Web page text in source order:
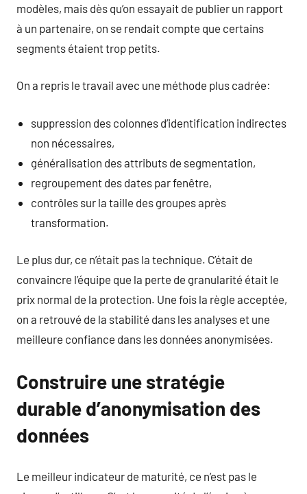
modèles, mais dès qu’on essayait de publier un rapport
à un partenaire, on se rendait compte que certains
segments étaient trop petits.
On a repris le travail avec une méthode plus cadrée:
suppression des colonnes d’identification indirectes
non nécessaires,
généralisation des attributs de segmentation,
regroupement des dates par fenêtre,
contrôles sur la taille des groupes après
transformation.
Le plus dur, ce n’était pas la technique. C’était de
convaincre l’équipe que la perte de granularité était le
prix normal de la protection. Une fois la règle acceptée,
on a retrouvé de la stabilité dans les analyses et une
meilleure confiance dans les données anonymisées.
Construire une stratégie
durable d’anonymisation des
données
Le meilleur indicateur de maturité, ce n’est pas le